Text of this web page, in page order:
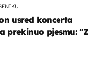
usred koncerta
prekinuo pjesmu: